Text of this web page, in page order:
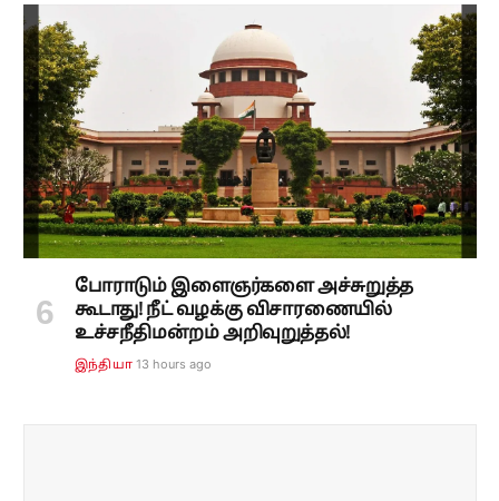
போராடும் இளைஞர்களை அச்சுறுத்த
கூடாது! நீட் வழக்கு விசாரணையில்
உச்சநீதிமன்றம் அறிவுறுத்தல்!
இந்தியா 13 hours ago